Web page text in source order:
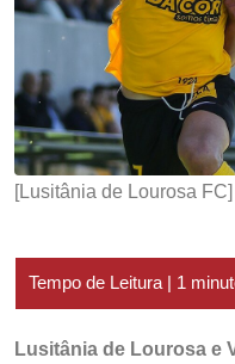
[Lusitânia de Lourosa FC]
Lusitânia de Lourosa e